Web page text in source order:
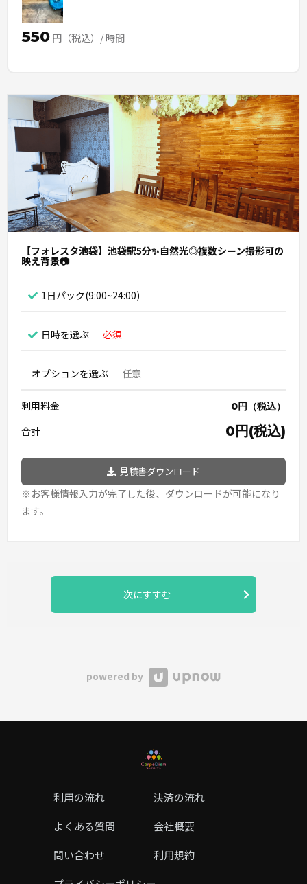
550 円（税込）/ 時間
【フォレスタ池袋】池袋駅5分✨自然光◎複数シーン撮影可の
映え背景📷
1日パック(9:00~24:00)
日時を選ぶ 必須
オプションを選ぶ 任意
利用料金 0円（税込）
合計 0円(税込)
見積書ダウンロード
※お客様情報入力が完了した後、ダウンロードが可能になり
ます。
次にすすむ
powered by
利用の流れ
決済の流れ
よくある質問
会社概要
問い合わせ
利用規約